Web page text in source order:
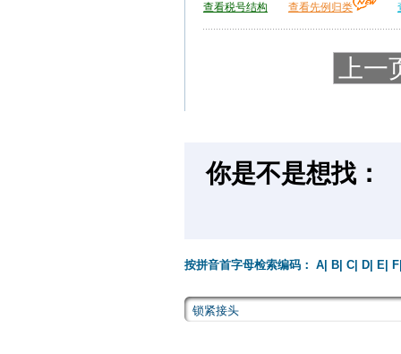
查看税号结构 查看先例归类
上一
你是不是想找：
按拼音首字母检索编码： A B C D E F